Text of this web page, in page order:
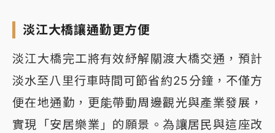
淡江大橋讓通勤更方便
淡江大橋完工將有效紓解關渡大橋交通，預計
淡水至八里行車時間可節省約25分鐘，不僅方
便在地通勤，更能帶動周邊觀光與產業發展，
實現「安居樂業」的願景。為讓居民與這座改